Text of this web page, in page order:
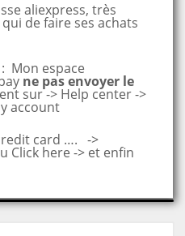
aliexpress, très
de faire ses achats
Mon espace
ne pas envoyer le
sur -> Help center ->
account
card …. ->
Click here -> et enfin